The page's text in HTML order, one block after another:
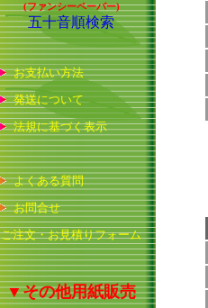
(ファンシーペーパー)
五十音順検索
お支払い方法
発送について
法規に基づく表示
よくある質問
お問合せ
ご注文・お見積りフォーム
▼その他用紙販売